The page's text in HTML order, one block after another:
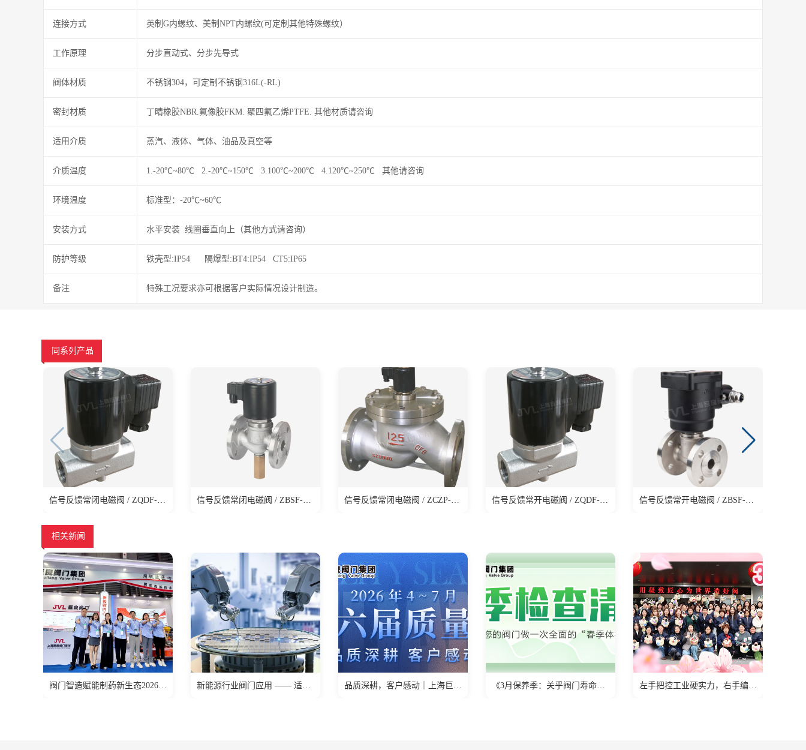
连接方式 英制G内螺纹、美制NPT内螺纹(可定制其他特殊螺纹）
工作原理 分步直动式、分步先导式
阀体材质 不锈钢304，可定制不锈钢316L(-RL)
密封材质 丁晴橡胶NBR.氟像胶FKM. 聚四氟乙烯PTFE. 其他材质请咨询
适用介质 蒸汽、液体、气体、油品及真空等
介质温度 1.-20℃~80℃ 2.-20℃~150℃ 3.100℃~200℃ 4.120℃~250℃ 其他请咨询
环境温度 标准型：-20℃~60℃
安装方式 水平安装 线圈垂直向上（其他方式请咨询）
防护等级 铁壳型:IP54 隔爆型:BT4:IP54 CT5:IP65
备注 特殊工况要求亦可根据客户实际情况设计制造。
同系列产品
信号反馈常闭电磁阀 / ZQDF-X系列 信号反馈常闭电磁阀 / ZBSF-X系列 信号反馈常闭电磁阀 / ZCZP-X系列 信号反馈常开电磁阀 / ZQDF-X-K系列 信号反馈常开电磁阀 / ZBSF-X-K系列
相关新闻
新能源行业阀门应用 —— 适配氢能、光伏、锂电场景 品质深耕，客户感动｜上海巨良阀门集团第六届质量季正式 《3月保养季：关乎阀门寿命的春季检查清单，请查收！》 左手把控工业硬实力，右手编制生活小确幸 上海巨良阀门集团紧急切断阀荣获国家特种设备（TS）认证